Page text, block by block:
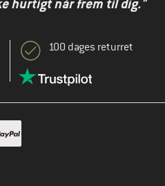
hurtigt når frem til dig."
100 dages returret